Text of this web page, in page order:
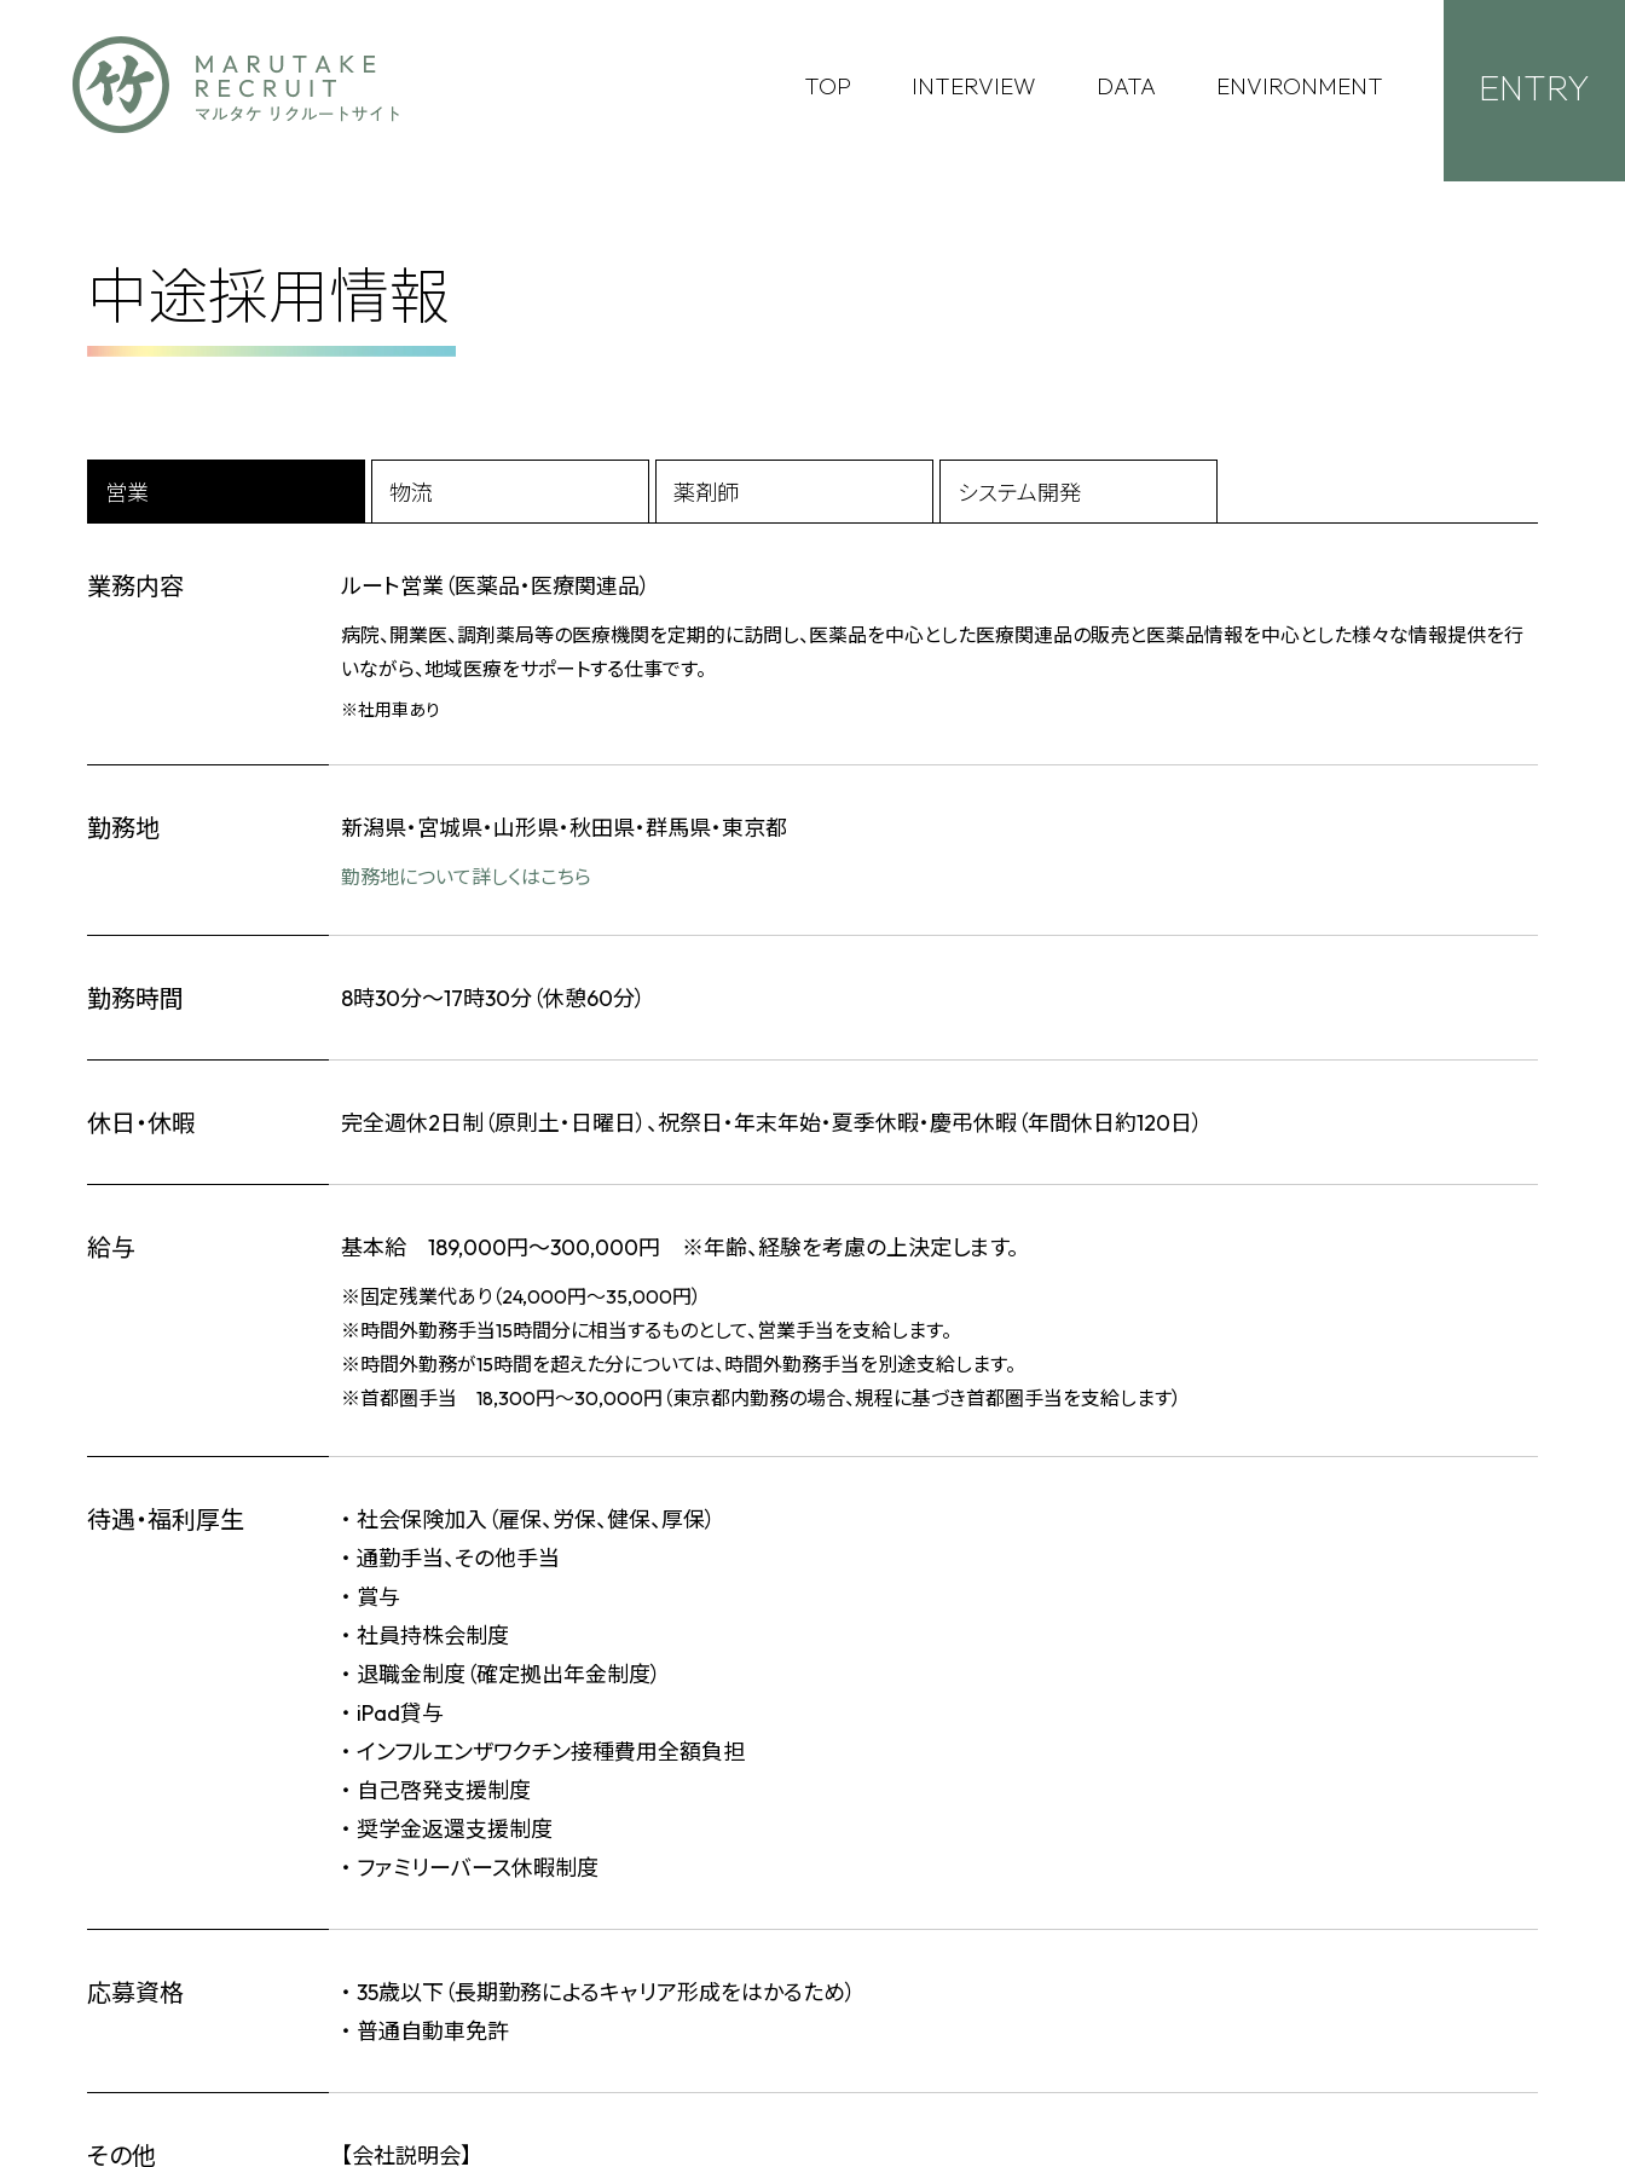
TOP INTERVIEW DATA ENVIRONMENT ENTRY
中途採用情報
営業 物流 薬剤師 システム開発
業務内容 ルート営業（医薬品・医療関連品）
病院、開業医、調剤薬局等の医療機関を定期的に訪問し、医薬品を中心とした医療関連品の販売と医薬品情報を中心とした様々な情報提供を行
いながら、地域医療をサポートする仕事です。
※社用車あり
勤務地 新潟県・宮城県・山形県・秋田県・群馬県・東京都
勤務地について詳しくはこちら
勤務時間 8時30分～17時30分（休憩60分）
休日・休暇 完全週休2日制（原則土・日曜日）、祝祭日・年末年始・夏季休暇・慶弔休暇（年間休日約120日）
給与 基本給 189,000円～300,000円 ※年齢、経験を考慮の上決定します。
※固定残業代あり（24,000円～35,000円）
※時間外勤務手当15時間分に相当するものとして、営業手当を支給します。
※時間外勤務が15時間を超えた分については、時間外勤務手当を別途支給します。
※首都圏手当 18,300円～30,000円（東京都内勤務の場合、規程に基づき首都圏手当を支給します）
待遇・福利厚生
・ 社会保険加入（雇保、労保、健保、厚保）
・ 通勤手当、その他手当
・ 賞与
・ 社員持株会制度
・ 退職金制度（確定拠出年金制度）
・ iPad貸与
・ インフルエンザワクチン接種費用全額負担
・ 自己啓発支援制度
・ 奨学金返還支援制度
・ ファミリーバース休暇制度
応募資格
・ 35歳以下（長期勤務によるキャリア形成をはかるため）
・ 普通自動車免許
その他 【会社説明会】